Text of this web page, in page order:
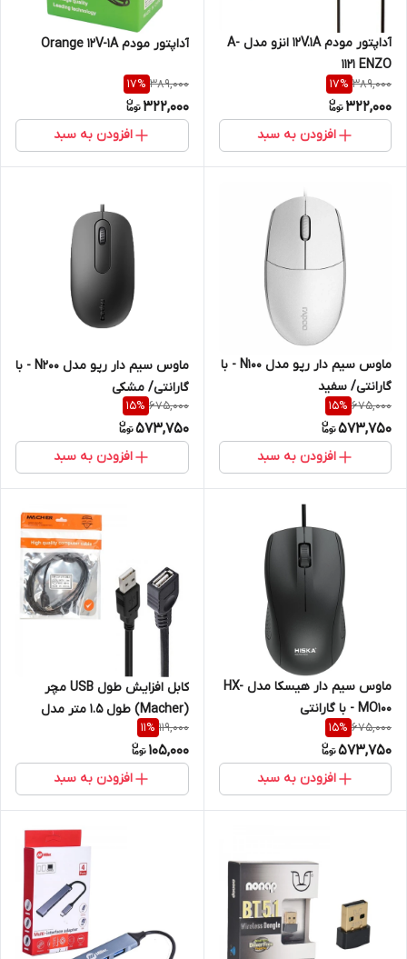
آداپتور مودم 12V.1A انزو مدل A-
1121 ENZO
389,000
17%
322,000
افزودن به سبد
آداپتور مودم Orange 12V-1A
389,000
17%
322,000
افزودن به سبد
ماوس سیم دار رپو مدل N100 - با
گارانتی/ سفید
675,000
15%
573,750
افزودن به سبد
ماوس سیم دار رپو مدل N200 - با
گارانتی/ مشکی
675,000
15%
573,750
افزودن به سبد
ماوس سیم دار هیسکا مدل HX-
MO100 - با گارانتی
675,000
15%
573,750
افزودن به سبد
کابل افزایش طول USB مچر
(Macher) طول 1.5 متر مدل
MR-84
119,000
11%
105,000
افزودن به سبد